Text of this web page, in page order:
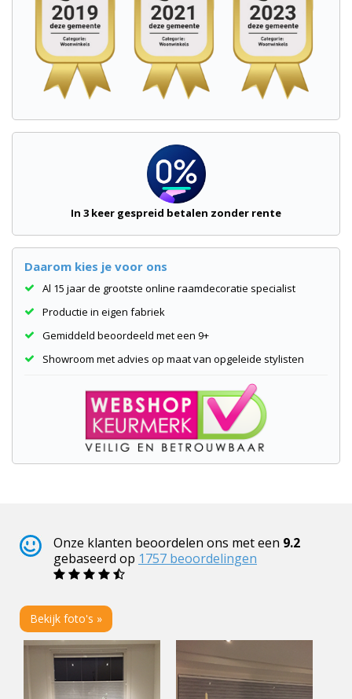
In 3 keer gespreid betalen zonder rente
Daarom kies je voor ons
Al 15 jaar de grootste online raamdecoratie specialist
Productie in eigen fabriek
Gemiddeld beoordeeld met een 9+
Showroom met advies op maat van opgeleide stylisten
Onze klanten beoordelen ons met een 9.2
gebaseerd op 1757 beoordelingen
Bekijk foto's »